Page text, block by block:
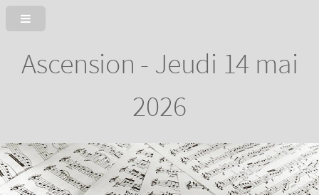
Ascension - Jeudi 14 mai
2026